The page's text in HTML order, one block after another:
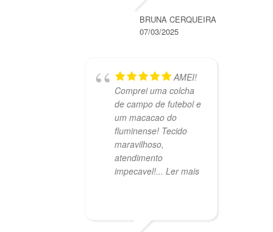
BRUNA CERQUEIRA
07/03/2025
AMEI!
Comprei uma colcha
de campo de futebol e
um macacao do
fluminense! Tecido
maravilhoso,
atendimento
impecavel!... Ler mais